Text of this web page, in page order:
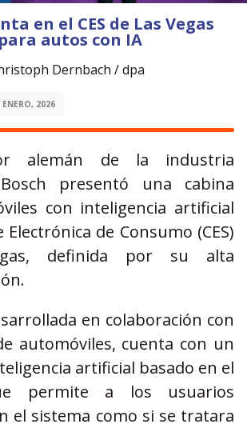
en el CES de Las Vegas
autos con IA
Dernbach / dpa
ENERO, 2026
alemán de la industria
presentó una cabina
con inteligencia artificial
Electrónica de Consumo (CES)
definida por su alta
en colaboración con
automóviles, cuenta con un
artificial basado en el
permite a los usuarios
el sistema como si se tratara